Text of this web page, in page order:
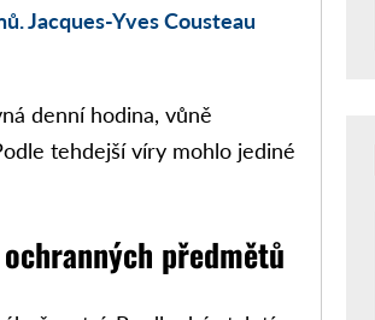
Jacques-Yves Cousteau
denní hodina, vůně
tehdejší víry mohlo jediné
předmětů